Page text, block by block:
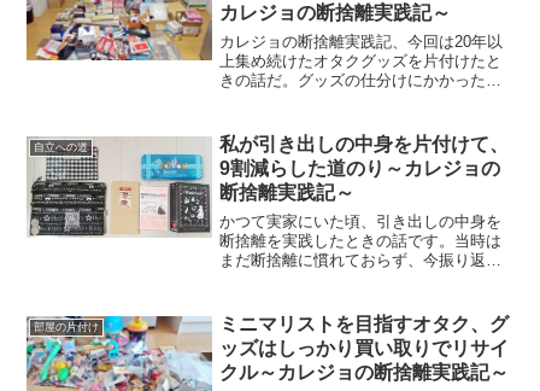
カレジョの断捨離実践記～
カレジョの断捨離実践記、今回は20年以
上集め続けたオタクグッズを片付けたと
きの話だ。グッズの仕分けにかかった時
断捨離するとき、まず全出しから始め
る。ときめく片付けのこ...
自立への道
私が引き出しの中身を片付けて、
9割減らした道のり～カレジョの
断捨離実践記～
かつて実家にいた頃、引き出しの中身を
断捨離を実践したときの話です。当時は
まだ断捨離に慣れておらず、今振り返る
出しの中にあった荷物はほとんど断捨離
を。今では、元の1割く...
部屋の片付け
ミニマリストを目指すオタク、グ
ッズはしっかり買い取りでリサイ
クル～カレジョの断捨離実践記～